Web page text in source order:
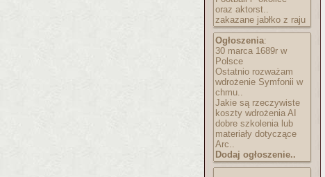
oraz aktorst..
zakazane jabłko z raju
Ogłoszenia:
30 marca 1689r w
Polsce
Ostatnio rozważam
wdrożenie Symfonii w
chmu..
Jakie są rzeczywiste
koszty wdrożenia AI
dobre szkolenia lub
materiały dotyczące
Arc..
Dodaj ogłoszenie..